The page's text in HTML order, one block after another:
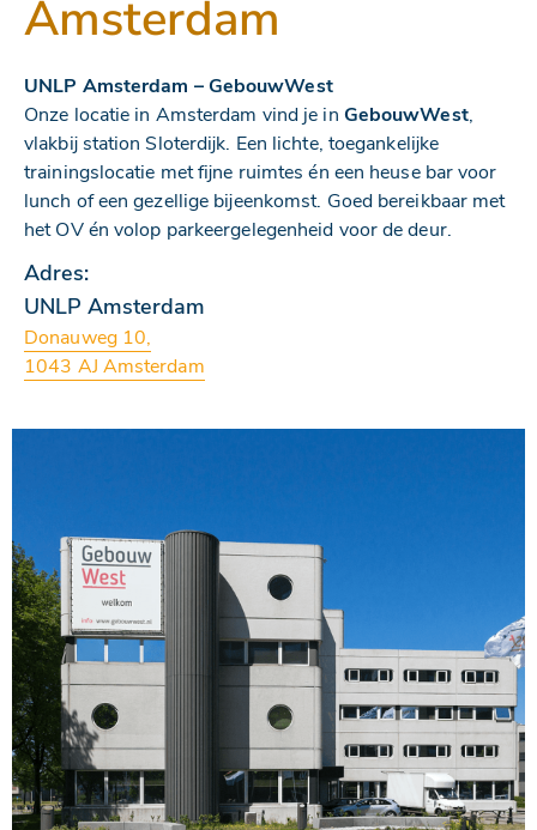
Amsterdam
UNLP Amsterdam – GebouwWest
Onze locatie in Amsterdam vind je in GebouwWest,
vlakbij station Sloterdijk. Een lichte, toegankelijke
trainingslocatie met fijne ruimtes én een heuse bar voor
lunch of een gezellige bijeenkomst. Goed bereikbaar met
het OV én volop parkeergelegenheid voor de deur.
Adres:
UNLP Amsterdam
Donauweg 10,
1043 AJ Amsterdam